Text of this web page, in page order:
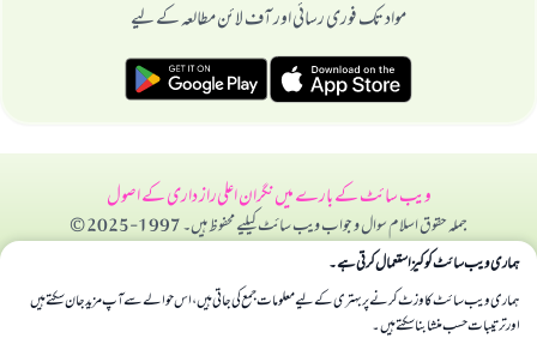
مواد تک فوری رسائی اور آف لائن مطالعہ کے لیے
ویب سائٹ کے بارے میںنگران اعلیراز داری کے اصول
جملہ حقوق اسلام سوال و جواب ویب سائٹ کیلیے محفوظ ہیں۔ 1997-2025 ©
ہماری ویب سائٹ کوکیز استعمال کرتی ہے۔
ہماری ویب سائٹ کا وزٹ کرنے پر بہتری کے لیے معلومات جمع کی جاتی ہیں، اس حوالے سے آپ مزید جان سکتے ہیں
اور ترتیبات حسب منشا بنا سکتے ہیں۔